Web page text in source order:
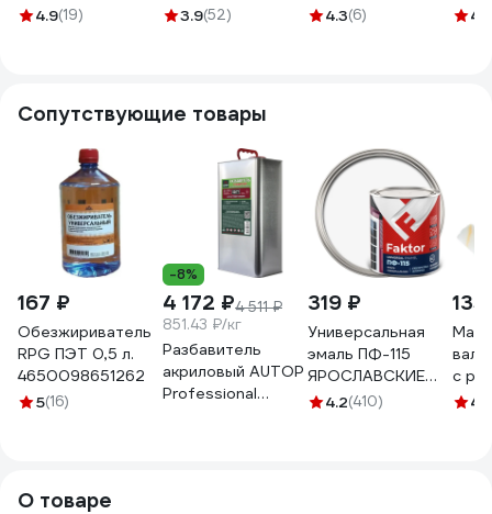
KLEO PRIMER 30, 3
4.9(19)
антисептическая
3.9(52)
антисептиком для
4.3(6)
4.9
Сопутствующие товары
167 ₽
Обезжириватель
RPG ПЭТ 0,5 л.
4650098651262
5(16)
-8%
4 172 ₽4 511 ₽
851.43 ₽/кг
Разбавитель
акриловый AUTOP
Professional
319 ₽
Универсальная
эмаль ПФ-115
ЯРОСЛАВСКИЕ
КРАСКИ FAKTOR
4.2(410)
135
с
4.6
О товаре